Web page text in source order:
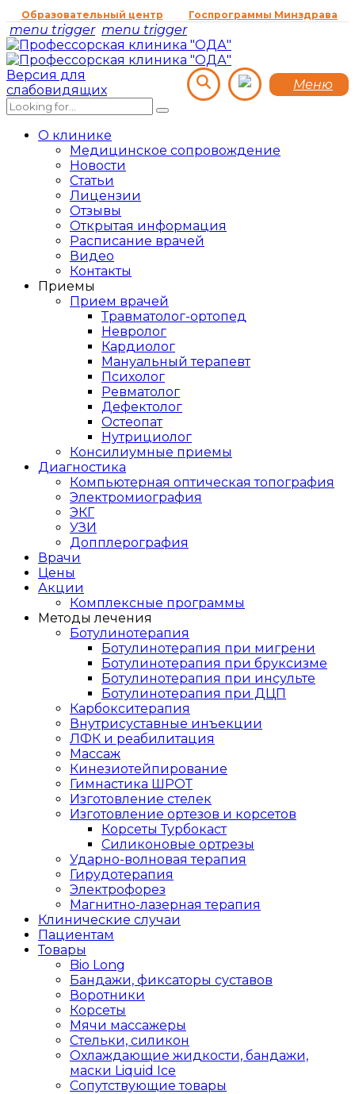
Образовательный центр Госпрограммы Минздрава
menu trigger menu trigger
Меню
Версия для
слабовидящих
О клинике
Медицинское сопровождение
Новости
Статьи
Лицензии
Отзывы
Открытая информация
Расписание врачей
Видео
Контакты
Приемы
Прием врачей
Травматолог-ортопед
Невролог
Кардиолог
Мануальный терапевт
Психолог
Ревматолог
Дефектолог
Остеопат
Нутрициолог
Консилиумные приемы
Диагностика
Компьютерная оптическая топография
Электромиография
ЭКГ
УЗИ
Допплерография
Врачи
Цены
Акции
Комплексные программы
Методы лечения
Ботулинотерапия
Ботулинотерапия при мигрени
Ботулинотерапия при бруксизме
Ботулинотерапия при инсульте
Ботулинотерапия при ДЦП
Карбокситерапия
Внутрисуставные инъекции
ЛФК и реабилитация
Массаж
Кинезиотейпирование
Гимнастика ШРОТ
Изготовление стелек
Изготовление ортезов и корсетов
Корсеты Турбокаст
Силиконовые ортрезы
Ударно-волновая терапия
Гирудотерапия
Электрофорез
Магнитно-лазерная терапия
Клинические случаи
Пациентам
Товары
Bio Long
Бандажи, фиксаторы суставов
Воротники
Корсеты
Мячи массажеры
Стельки, силикон
Охлаждающие жидкости, бандажи,
маски Liquid Ice
Сопутствующие товары